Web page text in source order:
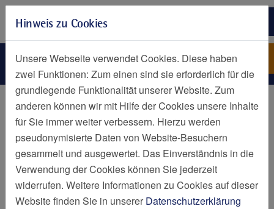
Zur Hauptnavigation springen
Zum Seiteninhalt springen
Zum Seitenende springen
Kudla-MarkusSt. Elisabeth-Krankenhaus
Niederwenigern
Personen
Markus Kudla
Hinweis zu Cookies
Unsere Webseite verwendet Cookies. Diese haben
zwei Funktionen: Zum einen sind sie erforderlich für die
grundlegende Funktionalität unserer Website. Zum
anderen können wir mit Hilfe der Cookies unsere Inhalte
für Sie immer weiter verbessern. Hierzu werden
pseudonymisierte Daten von Website-Besuchern
gesammelt und ausgewertet. Das Einverständnis in die
Verwendung der Cookies können Sie jederzeit
widerrufen. Weitere Informationen zu Cookies auf dieser
Website finden Sie in unserer Datenschutzerklärung